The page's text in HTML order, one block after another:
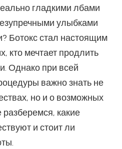
гладкими лбами
улыбками
Ботокс стал настоящим
кто мечтает продлить
Однако при всей
важно знать не
но и о возможных
разберемся, какие
и стоит ли